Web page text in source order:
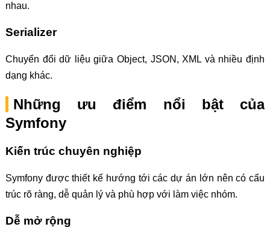
nhau.
Serializer
Chuyển đổi dữ liệu giữa Object, JSON, XML và nhiều định
dạng khác.
Những ưu điểm nổi bật của
Symfony
Kiến trúc chuyên nghiệp
Symfony được thiết kế hướng tới các dự án lớn nên có cấu
trúc rõ ràng, dễ quản lý và phù hợp với làm việc nhóm.
Dễ mở rộng